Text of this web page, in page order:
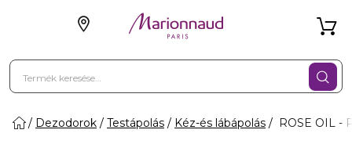
Dezodorok Testápolás Kéz-és lábápolás ROSE OIL -